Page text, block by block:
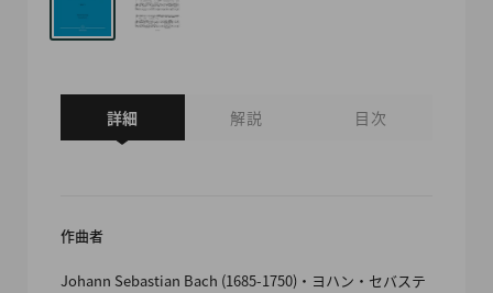
詳細 解説 目次
作曲者
Johann Sebastian Bach (1685-1750)・ヨハン・セバステ